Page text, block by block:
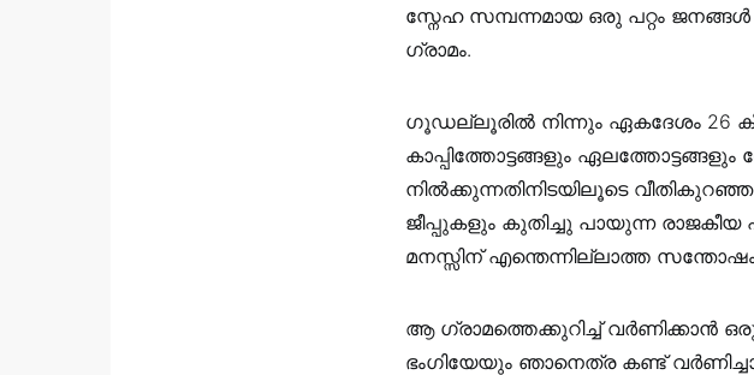
സ്നേഹ സമ്പന്നമായ ഒരു പറ്റം
ഗ്രാമം.
ഗൂഡല്ലൂരിൽ നിന്നും ഏകദേശം 26
കാപ്പിത്തോട്ടങ്ങളും
നിൽക്കുന്നതിനിടയിലൂടെ
ജീപ്പുകളും കുതിച്ചു പായുന്ന
മനസ്സിന് എന്തെന്നില്ലാത്ത
ആ ഗ്രാമത്തെക്കുറിച്ച് വർണിക്കാൻ
ഭംഗിയേയും ഞാനെത്ര കണ്ട്